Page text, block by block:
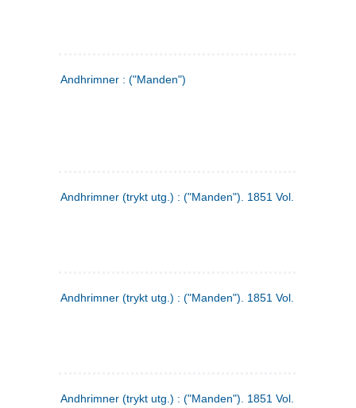
Andhrimner : ("Manden")
Andhrimner (trykt utg.) : ("Manden"). 1851 Vol. 2 Nr. 1
Andhrimner (trykt utg.) : ("Manden"). 1851 Vol. 1 Nr. 10
Andhrimner (trykt utg.) : ("Manden"). 1851 Vol. 1 Nr. 3